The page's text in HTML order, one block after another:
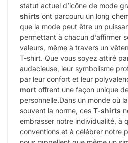
statut actuel d’icône de mode
shirts ont parcouru un long
que la mode peut être un
permettant à chacun d’affirmer
valeurs, même à travers un
T-shirt. Que vous soyez attiré
audacieuse, leur symbolisme
par leur confort et leur
mort offrent une façon unique
personnelle.Dans un monde où
souvent la norme, ces T-shirts
embrasser notre individualité, à
conventions et à célébrer notre